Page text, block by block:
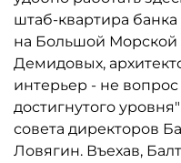
штаб-квартира
на Большой
Демидовых,
интерьер - не
достигнутого
совета директоров
Ловягин. Въехав,